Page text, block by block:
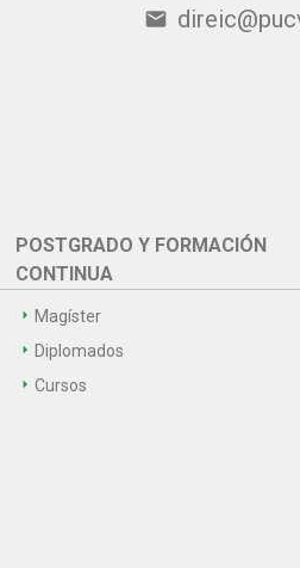
email
POSTGRADO Y FORMACIÓN
CONTINUA
Magíster
Diplomados
Cursos